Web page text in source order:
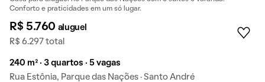
Conforto e praticidades em um só lugar.
R$ 5.760 aluguel
R$ 6.297 total
240 m² · 3 quartos · 5 vagas
Rua Estônia, Parque das Nações · Santo André